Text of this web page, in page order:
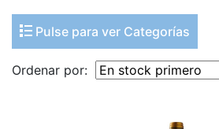
Pulse para ver Categorías
Ordenar por: